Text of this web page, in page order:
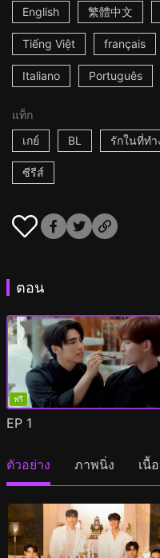
English
繁體中文
Tiếng Việt français
Italiano Português
แท็ก
เกย์
BL รักในที่ทำ
ซีรีส์
ตอน
ฟรี
EP 1
ตัวอย่าง ภาพนิ่ง เนื้